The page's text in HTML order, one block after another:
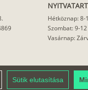
Sütik elutasítása
Hétköznap: 8-
Szombat: 9-
Vasárnap: